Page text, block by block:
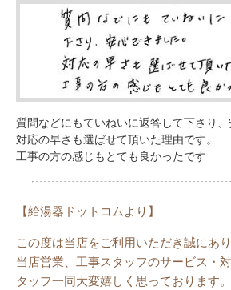
質問などにもていねいに返答して下さり、
対応の早さも選ばせて頂いた理由です。
工事の方の感じもとても良かったです
【給湯器ドットコムより】
この度は当店をご利用いただき誠にあ
当店営業、工事スタッフのサービス・
タッフ一同大変嬉しく思っております。